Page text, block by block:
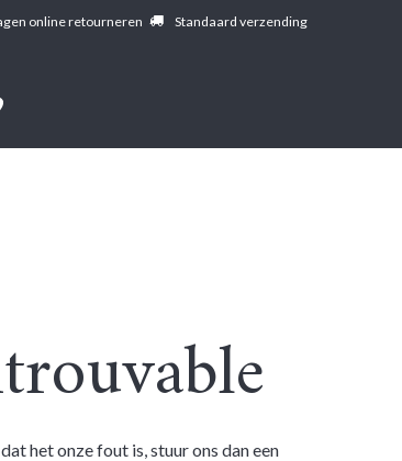
online retourneren Standaard verzending
het onze fout is, stuur ons dan een